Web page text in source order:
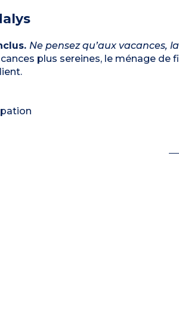
Ne pensez qu’aux vacances,
plus sereines, le ménage de